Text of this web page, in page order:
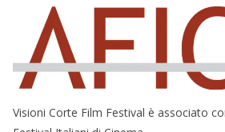
Visioni Corte Film Festival è associato